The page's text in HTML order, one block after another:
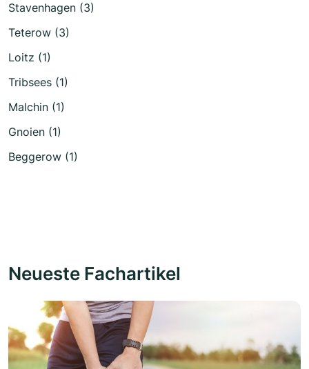
Stavenhagen (3)
Teterow (3)
Loitz (1)
Tribsees (1)
Malchin (1)
Gnoien (1)
Beggerow (1)
Neueste Fachartikel